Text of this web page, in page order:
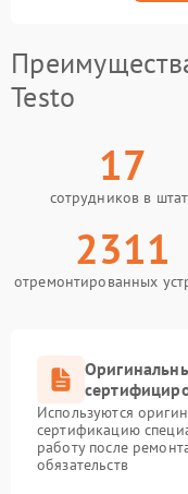
Testo
17
сотрудников в
2311
отремонтированных
Используются
сертификацию
работу после
обязательств